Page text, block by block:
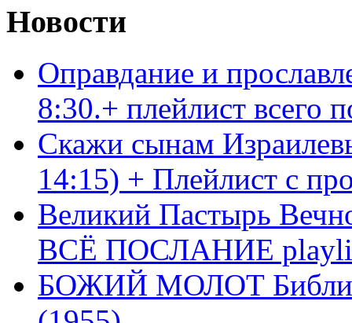
Новости
Оправдание и
8:30.+ плейлист
Скажи сынам
14:15) + Плейлист с
Великий Пастырь
ВСЁ ПОСЛАНИЕ
БОЖИЙ МОЛОТ Библия